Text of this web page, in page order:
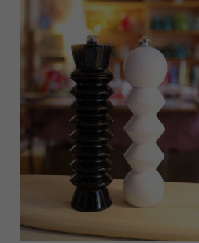
AÑADIR AL CARRITO